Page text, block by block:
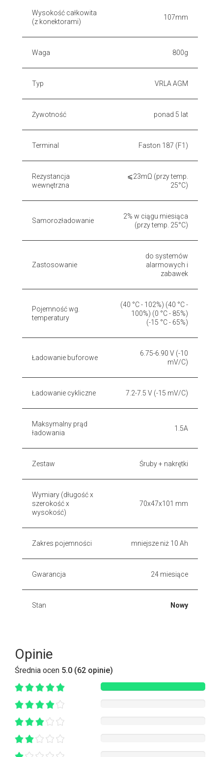
Wysokość całkowita
(z konektorami)
107mm
Waga 800g
Typ VRLA AGM
Żywotność ponad 5 lat
Terminal Faston 187 (F1)
Rezystancja
wewnętrzna
⩽23mΩ (przy temp.
25°C)
Samorozładowanie
2% w ciągu miesiąca
(przy temp. 25°C)
Zastosowanie
do systemów
alarmowych i
zabawek
Pojemność wg.
temperatury
(40 °C - 102%) (40 °C -
100%) (0 °C - 85%)
(-15 °C - 65%)
Ładowanie buforowe
6.75-6.90 V (-10
mV/C)
Ładowanie cykliczne 7.2-7.5 V (-15 mV/C)
Maksymalny prąd
ładowania
1.5A
Zestaw Śruby + nakrętki
Wymiary (długość x
szerokość x
wysokość)
70x47x101 mm
Zakres pojemności mniejsze niż 10 Ah
Gwarancja 24 miesiące
Stan Nowy
Opinie
Średnia ocen 5.0 (62 opinie)